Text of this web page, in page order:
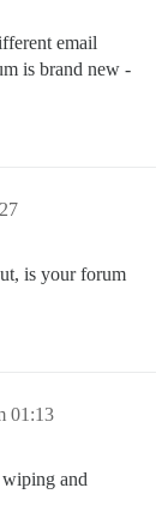
email
is brand new -
is your forum
01:13
and